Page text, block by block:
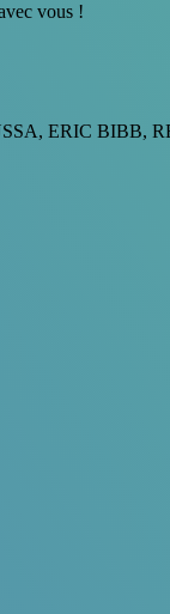
vous !
ERIC BIBB,